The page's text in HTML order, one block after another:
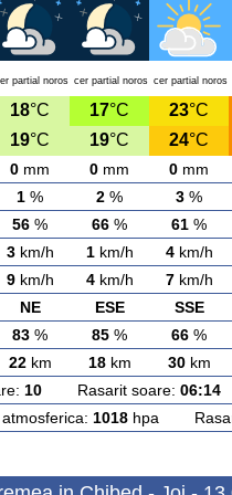
partial noros cer partial noros cer partial noros
18°C 17°C 23°C
19°C 19°C 24°C
0 mm 0 mm 0 mm
1 % 2 % 3 %
56 % 66 % 61 %
3km/h 1km/h 4km/h
9km/h 4km/h 7km/h
NE ESE SSE
83 % 85 % 66 %
22km 18km 30km
10Rasarit soare: 06:14
1018hpa